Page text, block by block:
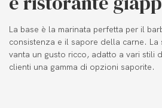
La base è la marinata perfetta per il
consistenza e il sapore della carne. La
vanta un gusto ricco, adatto a vari stili
clienti una gamma di opzioni saporite.